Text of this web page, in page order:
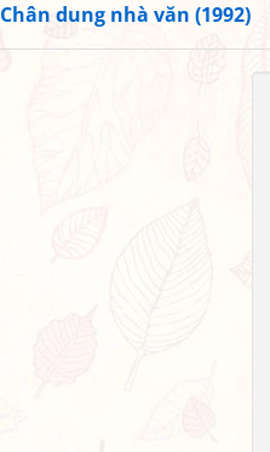
Chân dung nhà văn (1992)